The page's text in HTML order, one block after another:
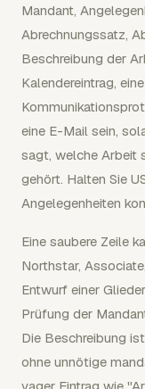
Mandant,
Abrechnungssatz,
Beschreibung der
Kalendereintrag,
eine E-Mail sein,
sagt, welche Arbeit
gehört. Halten Sie
Angelegenheiten
Eine saubere Zeile
Northstar,
Entwurf einer
Prüfung der
Die Beschreibung
ohne unnötige
vager Eintrag wie